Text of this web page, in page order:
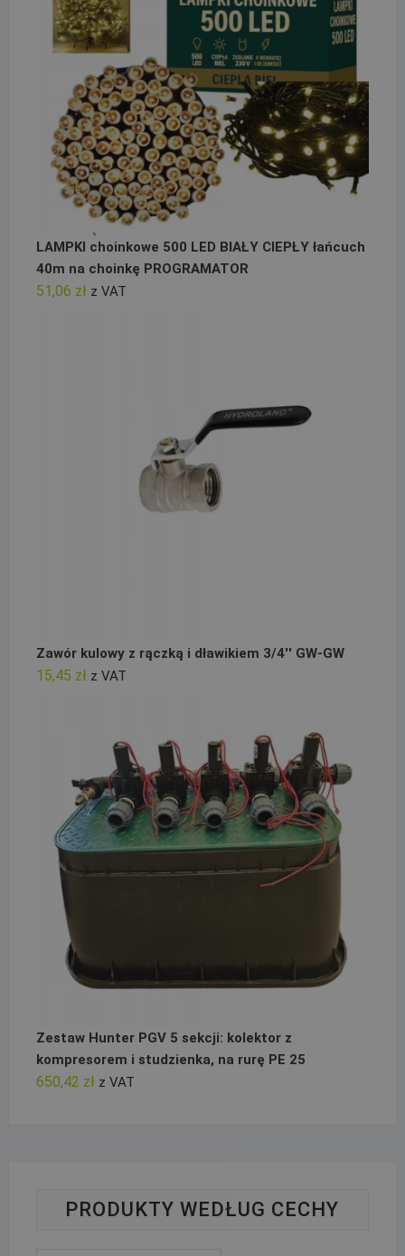
LAMPKI choinkowe 500 LED BIAŁY CIEPŁY łańcuch
40m na choinkę PROGRAMATOR
51,06 zł z VAT
Zawór kulowy z rączką i dławikiem 3/4'' GW-GW
15,45 zł z VAT
Zestaw Hunter PGV 5 sekcji: kolektor z
kompresorem i studzienka, na rurę PE 25
650,42 zł z VAT
PRODUKTY WEDŁUG CECHY